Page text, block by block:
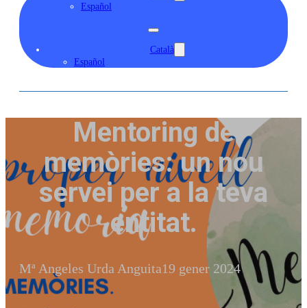
Español
Català
Español
Mentoring de
memòries: un nou
servei per a la teva
entitat.
Mª Angeles Urda Anguita19 gener 2024